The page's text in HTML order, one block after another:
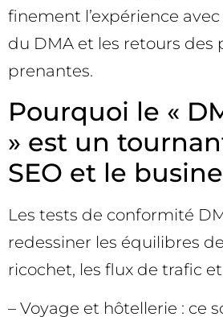
finement l’expérience
du DMA et les retours des
prenantes.
Pourquoi le «
» est un
SEO et le
Les tests de conformité
redessiner les équilibres
ricochet, les flux de trafic
– Voyage et hôtellerie : ce